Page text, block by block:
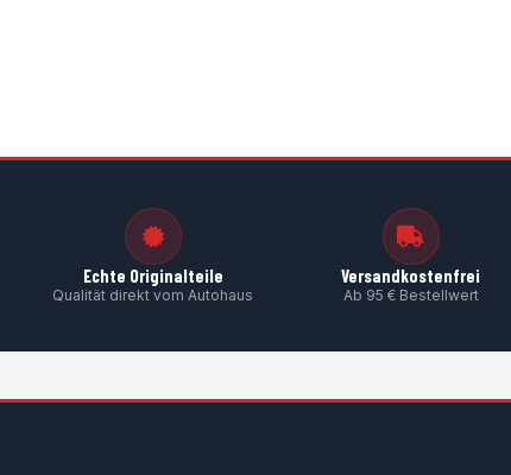
Echte Originalteile
Qualität direkt vom Autohaus
Versandkostenfrei
Ab 95 € Bestellwert